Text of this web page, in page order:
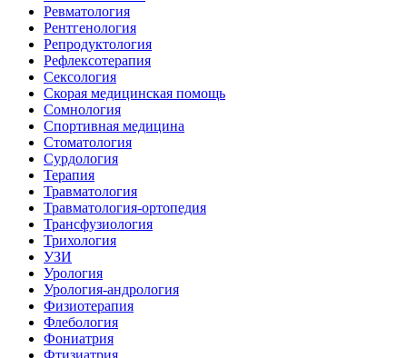
Ревматология
Рентгенология
Репродуктология
Рефлексотерапия
Сексология
Скорая медицинская помощь
Сомнология
Спортивная медицина
Стоматология
Сурдология
Терапия
Травматология
Травматология-ортопедия
Трансфузиология
Трихология
УЗИ
Урология
Урология-андрология
Физиотерапия
Флебология
Фониатрия
Фтизиатрия